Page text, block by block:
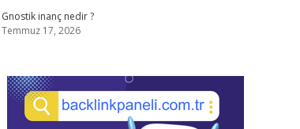
Gnostik inanç nedir ?
Temmuz 17, 2026